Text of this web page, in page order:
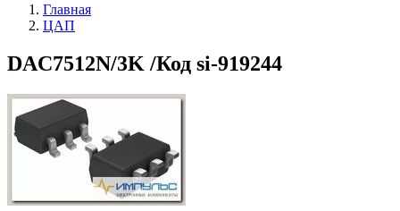
Главная
ЦАП
DAC7512N/3K /Код si-919244